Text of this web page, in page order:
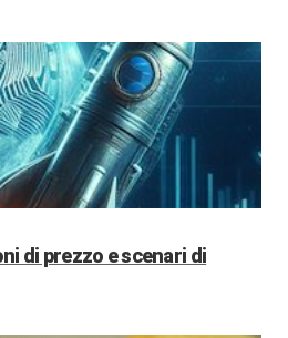
di prezzo e scenari di